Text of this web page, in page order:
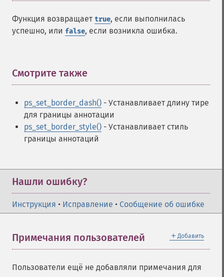
Функция возвращает true, если выполнилась
успешно, или false, если возникла ошибка.
Смотрите также
ps_set_border_dash() - Устанавливает длину тире
для границы аннотации
ps_set_border_style() - Устанавливает стиль
границы аннотаций
Нашли ошибку?
Инструкция • Исправление • Сообщение об ошибке
＋ Добавить
Примечания пользователей
Пользователи ещё не добавляли примечания для